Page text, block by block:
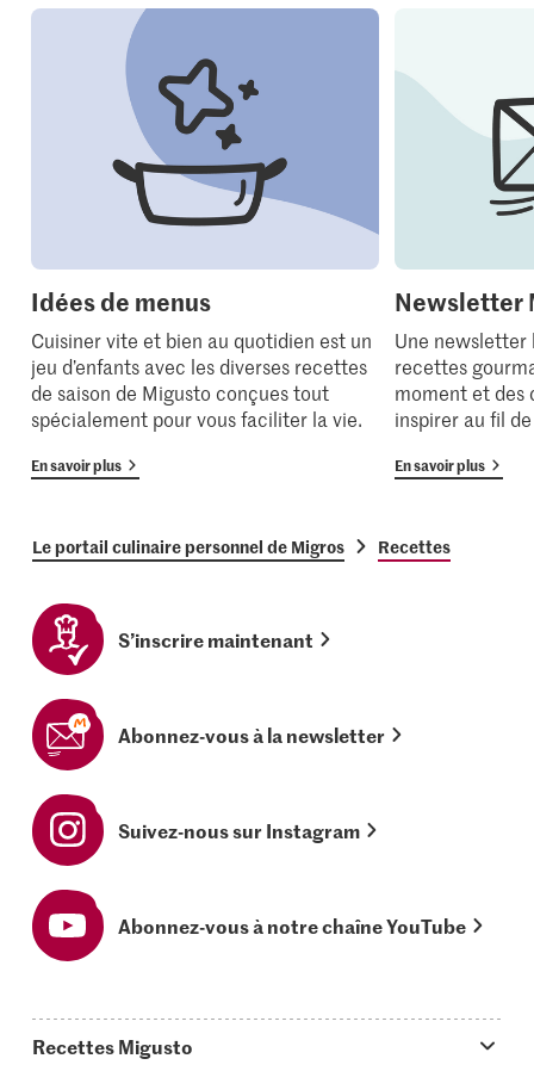
Idées de menus
Cuisiner vite et bien au quotidien est un
jeu d’enfants avec les diverses recettes
de saison de Migusto conçues tout
spécialement pour vous faciliter la vie.
En savoir plus
Newsletter
Une newsletter
recettes
moment et des
inspirer au fil
En savoir plus
Le portail culinaire personnel de Migros Recettes
S’inscrire maintenant
Abonnez-vous à la newsletter
Suivez-nous sur Instagram
Abonnez-vous à notre chaîne YouTube
Recettes Migusto